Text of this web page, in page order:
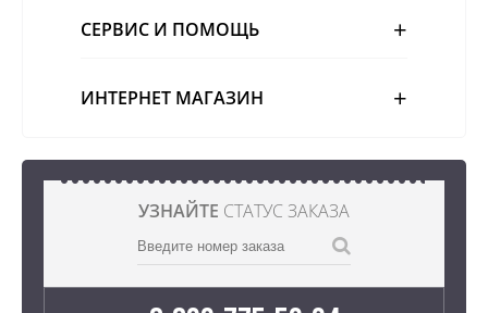
СЕРВИС И ПОМОЩЬ
ИНТЕРНЕТ МАГАЗИН
УЗНАЙТЕ СТАТУС ЗАКАЗА